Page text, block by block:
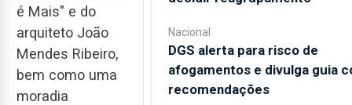
é Mais" e do
arquiteto João
Mendes Ribeiro,
bem como uma
moradia
Nacional
DGS alerta para risco de
afogamentos e divulga guia
recomendações